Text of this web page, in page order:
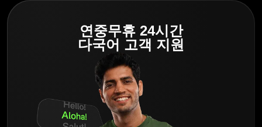
연중무휴 24시간
다국어 고객 지원